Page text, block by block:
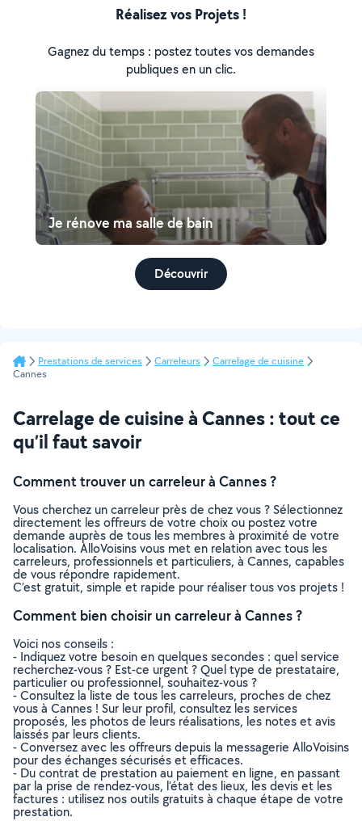
Réalisez vos Projets !
Gagnez du temps : postez toutes vos demandes
publiques en un clic.
Je rénove ma salle de bain
Découvrir
Prestations de services Carreleurs
Carrelage de cuisine
Cannes
Carrelage de cuisine à Cannes : tout ce
qu’il faut savoir
Comment trouver un carreleur à Cannes ?
Vous cherchez un carreleur près de chez vous ? Sélectionnez
directement les offreurs de votre choix ou postez votre
demande auprès de tous les membres à proximité de votre
localisation. AlloVoisins vous met en relation avec tous les
carreleurs, professionnels et particuliers, à Cannes, capables
de vous répondre rapidement.
C’est gratuit, simple et rapide pour réaliser tous vos projets !
Comment bien choisir un carreleur à Cannes ?
Voici nos conseils :
- Indiquez votre besoin en quelques secondes : quel service
recherchez-vous ? Est-ce urgent ? Quel type de prestataire,
particulier ou professionnel, souhaitez-vous ?
- Consultez la liste de tous les carreleurs, proches de chez
vous à Cannes ! Sur leur profil, consultez les services
proposés, les photos de leurs réalisations, les notes et avis
laissés par leurs clients.
- Conversez avec les offreurs depuis la messagerie AlloVoisins
pour des échanges sécurisés et efficaces.
- Du contrat de prestation au paiement en ligne, en passant
par la prise de rendez-vous, l’état des lieux, les devis et les
factures : utilisez nos outils gratuits à chaque étape de votre
prestation.